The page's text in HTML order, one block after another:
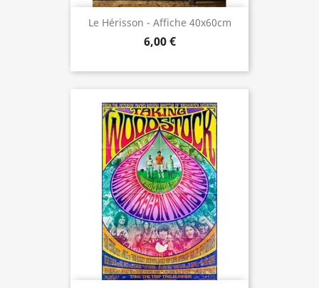
Le Hérisson - Affiche 40x60cm
6,00 €